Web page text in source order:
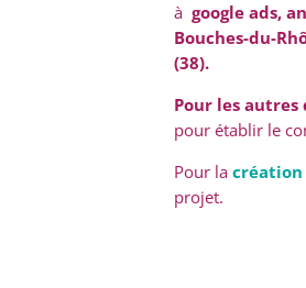
àgoogle ads,
Bouches-du-
(38).
Pour les
pour établir le
Pour la
projet.